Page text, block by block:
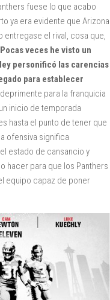
fuese lo que acabo
ya era evidente que Arizona
entregase el rival, cosa que,
Pocas veces he visto un
personificó las carencias
para establecer
para la franquicia
inicio de temporada
hasta el punto de tener que
ofensiva significa
estado de cansancio y
hacer para que los Panthers
equipo capaz de poner